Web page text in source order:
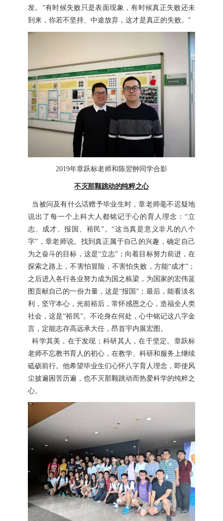
发。“有时候失败只是表面现象，有时候真正失败还未
到来，你若不坚持、中途放弃，这才是真正的失败。 ”
2019年章跃标老师和陈翌翀同学合影
不灭那颗跳动的纯粹之心
当被问及有什么话赠予毕业生时，章老师毫不迟疑地
说出了每一个上科大人都铭记于心的育人理念：“立
志、成才、报国、裕民”。“这当真是意义非凡的八个
字”，章老师说。找到真正属于自己的兴趣，确定自己
为之奋斗的目标，这是“立志”；向着目标努力前进，在
探索之路上，不害怕冒险，不害怕失败，方能“成才”；
之后进入各行各业努力成为国之栋梁，为国家的宏伟蓝
图贡献自己的一份力量，这是“报国”；最后，能看淡名
利，坚守本心，光前裕后，常怀感恩之心，造福全人类
社会，这是“裕民”。不论身在何处，心中铭记这八字金
言，定能志存高远承大任，昂首宇内展宏图。
科学其美，在于发现；科研其人，在于坚定。章跃标
老师不忘教书育人的初心，在教学、科研和服务上继续
砥砺前行。他希望毕业生们心怀八字育人理念，即使风
尘披遍困苦历遍，也不灭那颗跳动而热爱科学的纯粹之
心。